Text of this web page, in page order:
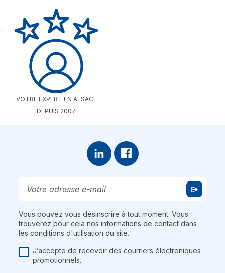
VOTRE EXPERT EN ALSACE
DEPUIS 2007
Vous pouvez vous désinscrire à tout moment. Vous
trouverez pour cela nos informations de contact dans
les conditions d'utilisation du site.
J’accepte de recevoir des courriers électroniques
promotionnels.